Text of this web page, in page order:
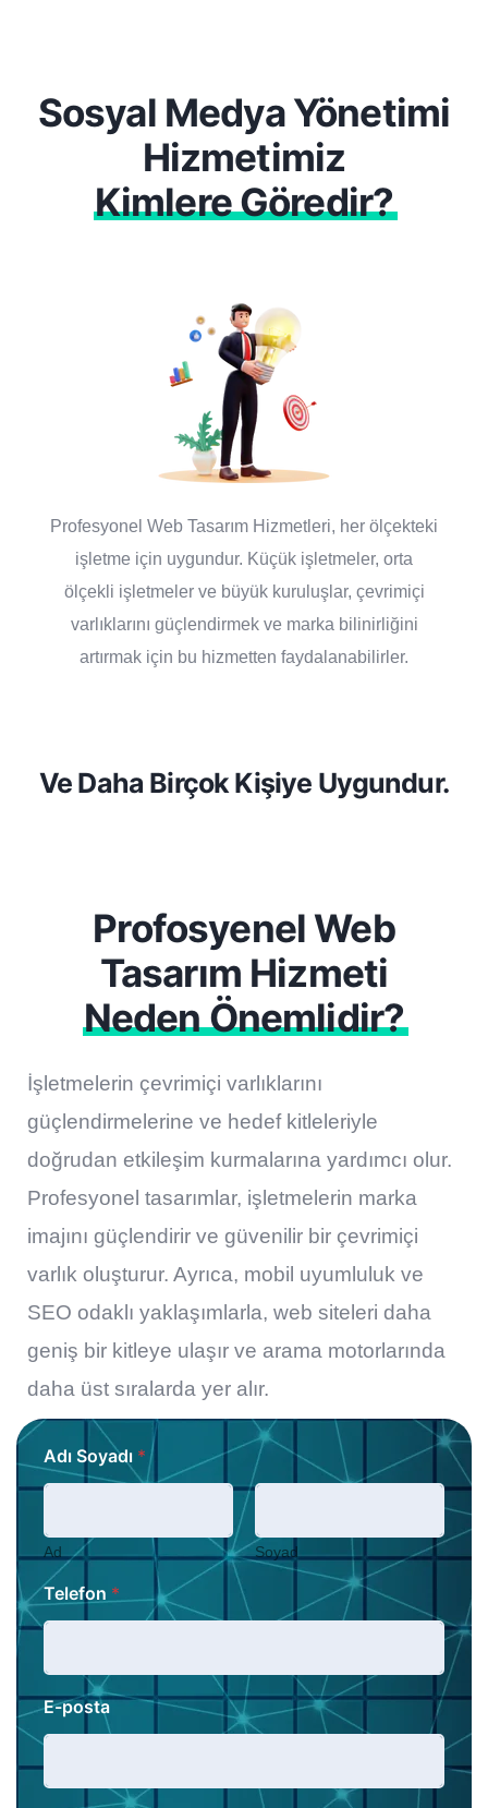
Sosyal Medya Yönetimi
Hizmetimiz
Kimlere Göredir?
Profesyonel Web Tasarım Hizmetleri, her ölçekteki
işletme için uygundur. Küçük işletmeler, orta
ölçekli işletmeler ve büyük kuruluşlar, çevrimiçi
varlıklarını güçlendirmek ve marka bilinirliğini
artırmak için bu hizmetten faydalanabilirler.
Ve Daha Birçok Kişiye Uygundur.
Profosyenel Web
Tasarım Hizmeti
Neden Önemlidir?
İşletmelerin çevrimiçi varlıklarını
güçlendirmelerine ve hedef kitleleriyle
doğrudan etkileşim kurmalarına yardımcı olur.
Profesyonel tasarımlar, işletmelerin marka
imajını güçlendirir ve güvenilir bir çevrimiçi
varlık oluşturur. Ayrıca, mobil uyumluluk ve
SEO odaklı yaklaşımlarla, web siteleri daha
geniş bir kitleye ulaşır ve arama motorlarında
daha üst sıralarda yer alır.
Adı Soyadı *
Ad Soyad
Telefon *
E-posta